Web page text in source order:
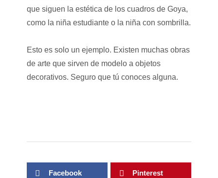
que siguen la estética de los cuadros de Goya,
como la niña estudiante o la niña con sombrilla.
Esto es solo un ejemplo. Existen muchas obras
de arte que sirven de modelo a objetos
decorativos. Seguro que tú conoces alguna.
Facebook Pinterest